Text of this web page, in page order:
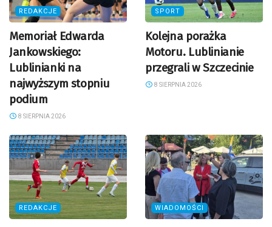
REDAKCJE
Memoriał Edwarda
Jankowskiego:
Lublinianki na
najwyższym stopniu
podium
8 SIERPNIA 2026
SPORT
Kolejna porażka
Motoru. Lublinianie
przegrali w Szczecinie
8 SIERPNIA 2026
REDAKCJE WIADOMOŚCI